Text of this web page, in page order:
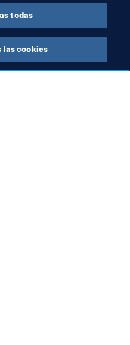
17 de junio de 2025, 14:00
todas
las cookies